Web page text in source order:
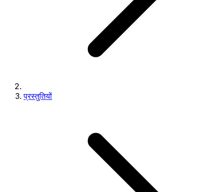
प्रस्तुतियों